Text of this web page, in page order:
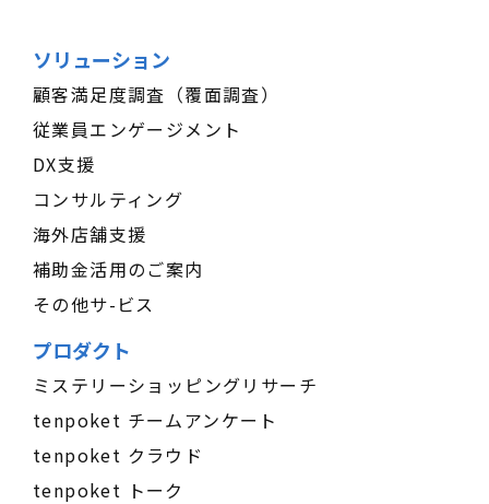
ソリューション
顧客満足度調査（覆面調査）
従業員エンゲージメント
DX支援
コンサルティング
海外店舗支援
補助金活用のご案内
その他サ-ビス
プロダクト
ミステリーショッピングリサーチ
tenpoket チームアンケート
tenpoket クラウド
tenpoket トーク